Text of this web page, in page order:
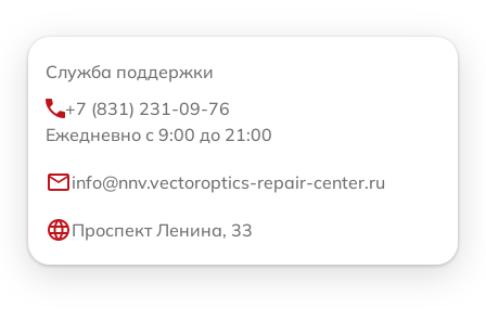
Служба поддержки
+7 (831) 231-09-76
Ежедневно с 9:00 до 21:00
info@nnv.vectoroptics-repair-center.ru
Проспект Ленина, 33